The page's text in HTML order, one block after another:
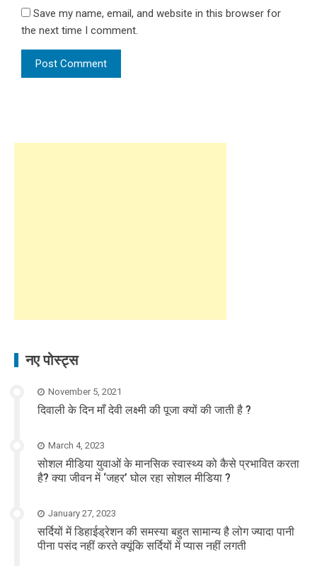
Save my name, email, and website in this browser for
the next time I comment.
नए पोस्ट्स
November 5, 2021
दिवाली के दिन माँ देवी लक्ष्मी की पूजा क्यों की जाती है ?
March 4, 2023
सोशल मीडिया युवाओं के मानसिक स्वास्थ्य को कैसे प्रभावित करता
है? क्या जीवन में ‘जहर’ घोल रहा सोशल मीडिया ?
January 27, 2023
सर्दियों में डिहाईड्रेशन की समस्या बहुत सामान्य है लोग ज्यादा पानी
पीना पसंद नहीं करते क्यूंकि सर्दियों में प्यास नहीं लगती